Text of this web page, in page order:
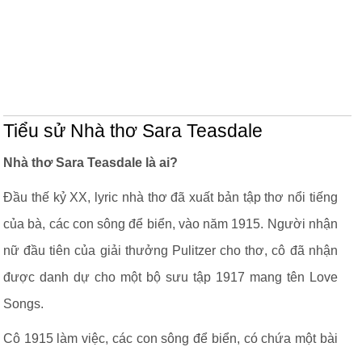
Tiểu sử Nhà thơ Sara Teasdale
Nhà thơ Sara Teasdale là ai?
Đầu thế kỷ XX, lyric nhà thơ đã xuất bản tập thơ nổi tiếng
của bà, các con sông để biển, vào năm 1915. Người nhận
nữ đầu tiên của giải thưởng Pulitzer cho thơ, cô đã nhận
được danh dự cho một bộ sưu tập 1917 mang tên Love
Songs.
Cô 1915 làm việc, các con sông để biển, có chứa một bài